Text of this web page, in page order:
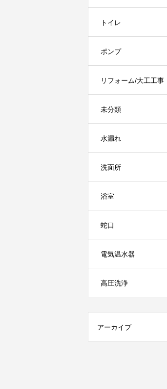
トイレ
ポンプ
リフォーム/大工工事
未分類
水漏れ
洗面所
浴室
蛇口
電気温水器
高圧洗浄
アーカイブ